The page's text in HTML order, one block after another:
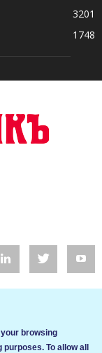
3201
1748
browsing
To allow all